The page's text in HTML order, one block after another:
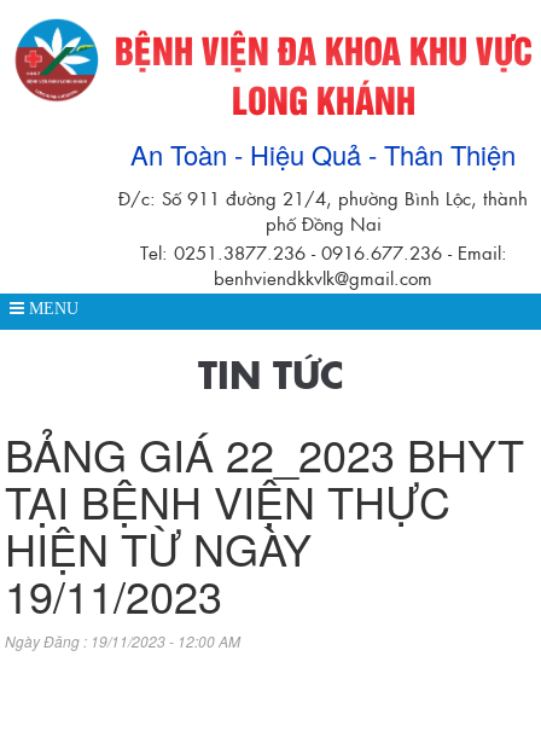
BỆNH VIỆN ĐA KHOA KHU VỰC
LONG KHÁNH
An Toàn - Hiệu Quả - Thân Thiện
Đ/c: Số 911 đường 21/4, phường Bình Lộc, thành
phố Đồng Nai
Tel: 0251.3877.236 - 0916.677.236 - Email:
benhviendkkvlk@gmail.com
MENU
TIN TỨC
BẢNG GIÁ 22_2023 BHYT
TẠI BỆNH VIỆN THỰC
HIỆN TỪ NGÀY
19/11/2023
Ngày Đăng : 19/11/2023 - 12:00 AM